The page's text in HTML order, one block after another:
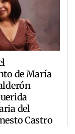
de María
del
Castro